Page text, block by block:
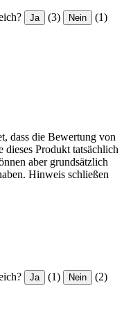
Ja (3) Nein (1)
dass die Bewertung von
Produkt tatsächlich
aber grundsätzlich
Hinweis schließen
Ja (1) Nein (2)